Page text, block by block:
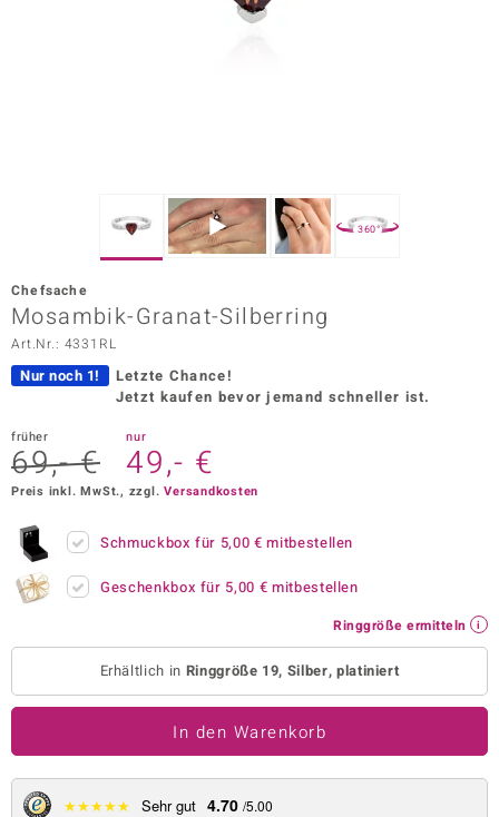
Vogue
BY DE MELO
360°
Chefsache
Mosambik-Granat-Silberring
Art.Nr.: 4331RL
Nur noch 1!
Letzte Chance!
Jetzt kaufen bevor jemand schneller ist.
früher
69,- €
nur
49,- €
Preis inkl. MwSt., zzgl.Versandkosten
Schmuckbox für 5,00 € mitbestellen
Geschenkbox für 5,00 € mitbestellen
Ringgröße ermitteln
Erhältlich in Ringgröße 19, Silber, platiniert
In den Warenkorb
★★★★★ Sehr gut 4.70 /5.00